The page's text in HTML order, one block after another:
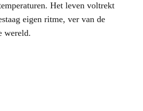
Het leven voltrekt
eigen ritme, ver van de
wereld.